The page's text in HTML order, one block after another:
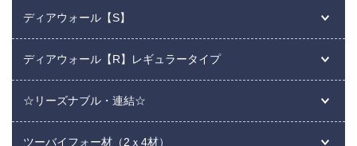
ディアウォール【S】
ディアウォール【R】レギュラータイプ
☆リーズナブル・連結☆
ツーバイフォー材（2ｘ4材）